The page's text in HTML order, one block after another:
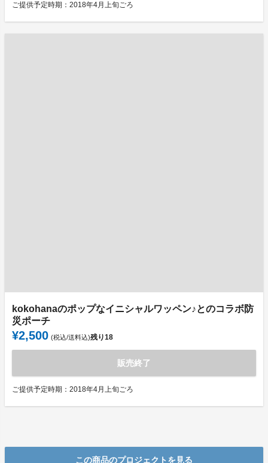
ご提供予定時期：2018年4月上旬ごろ
kokohanaのポップなイニシャルワッペン♪とのコラボ防
災ポーチ
¥2,500 (税込/送料込)残り18
販売終了
ご提供予定時期：2018年4月上旬ごろ
この商品のプロジェクトを見る